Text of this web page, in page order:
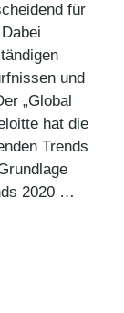
für
und
„Global
hat die
Trends
2020 …